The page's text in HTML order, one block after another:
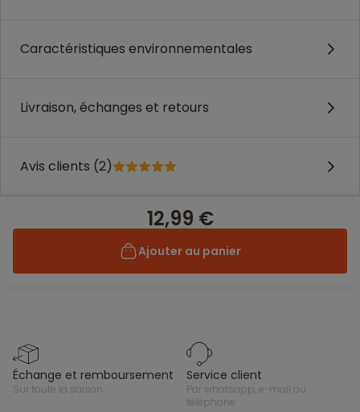
Caractéristiques environnementales
Livraison, échanges et retours
Avis clients (2)
12,99 €
Ajouter au panier
échange et remboursement
sur toute la saison
service client
par whatsapp, e-mail ou
téléphone